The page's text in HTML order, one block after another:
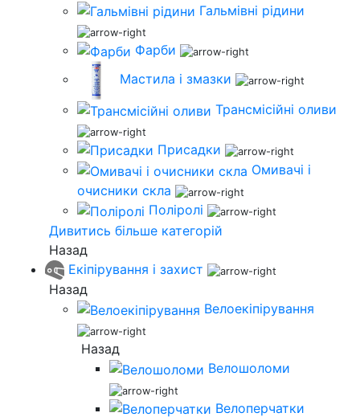
Гальмівні рідини
Фарби
Мастила і змазки
Трансмісійні оливи
Присадки
Омивачі і
очисники скла
Поліролі
Дивитись більше категорій
Назад
Екіпірування і захист
Назад
Велоекіпірування
Назад
Велошоломи
Велоперчатки